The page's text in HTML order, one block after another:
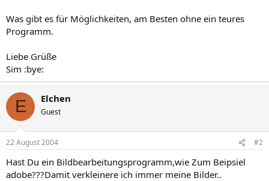
Was gibt es für Möglichkeiten, am Besten ohne ein teures
Programm.
Liebe Grüße
Sim :bye:
E Elchen
Guest
22 August 2004 #2
Hast Du ein Bildbearbeitungsprogramm,wie Zum Beipsiel
adobe???Damit verkleinere ich immer meine Bilder..